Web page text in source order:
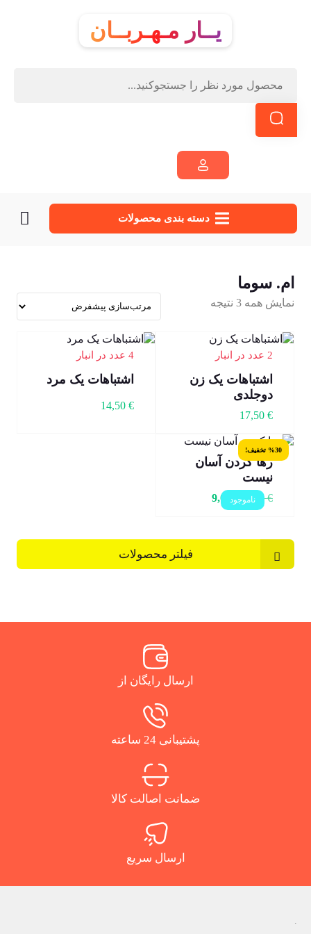
یــار مـهـربــان
دسته‌ بندی محصولات
ام. سوما
نمایش همه 3 نتیجه
2 عدد در انبار
اشتباهات یک زن
دوجلدی
17,50 €
4 عدد در انبار
اشتباهات یک مرد
14,50€
%30 تخفیف!
ناموجود
رها کردن آسان
نیست
12,80€
9,00€
فیلتر محصولات
ارسال رایگان از
پشتیبانی 24 ساعته
ضمانت اصالت کالا
ارسال سریع
.